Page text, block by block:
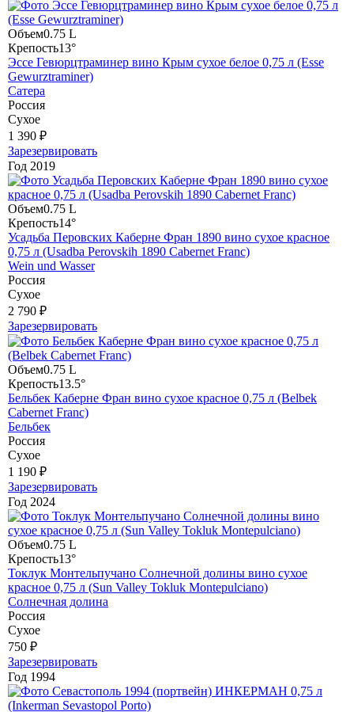
Объем0.75 L
Крепость13°
Эссе Гевюрцтраминер вино Крым сухое белое 0,75 л (Esse
Gewurztraminer)
Сатера
Россия
Сухое
1 390 ₽
Зарезервировать
Год 2019
Объем0.75 L
Крепость14°
Усадьба Перовских Каберне Фран 1890 вино сухое красное
0,75 л (Usadba Perovskih 1890 Cabernet Franc)
Wein und Wasser
Россия
Сухое
2 790 ₽
Зарезервировать
Объем0.75 L
Крепость13.5°
Бельбек Каберне Фран вино сухое красное 0,75 л (Belbek
Cabernet Franc)
Бельбек
Россия
Сухое
1 190 ₽
Зарезервировать
Год 2024
Объем0.75 L
Крепость13°
Токлук Монтельпучано Солнечной долины вино сухое
красное 0,75 л (Sun Valley Tokluk Montepulciano)
Солнечная долина
Россия
Сухое
750 ₽
Зарезервировать
Год 1994